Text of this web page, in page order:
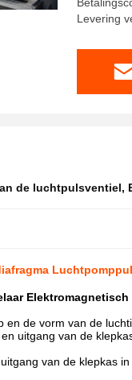
Levering
de luchtpulsventiel,
de vorm van de
uitgang van de
van de klepkas